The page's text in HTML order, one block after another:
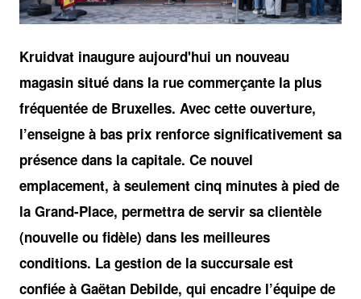
JPG
Kruidvat inaugure aujourd'hui un nouveau
magasin situé dans la rue commerçante la plus
fréquentée de Bruxelles. Avec cette ouverture,
l’enseigne à bas prix renforce significativement sa
présence dans la capitale. Ce nouvel
emplacement, à seulement cinq minutes à pied de
la Grand-Place, permettra de servir sa clientèle
(nouvelle ou fidèle) dans les meilleures
conditions. La gestion de la succursale est
confiée à Gaëtan Debilde, qui encadre l’équipe de